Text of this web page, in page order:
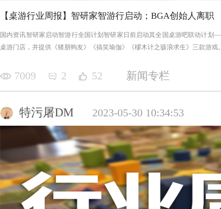
【桌游行业周报】智研家智游行启动；BGA创始人离职
国内资讯智研家启动智游行全国计划智研家日前启动其全国桌游吧联动计
桌游门店，并提供《猪朋狗友》《搞笑瑜伽》《樛木计之骇浪求生》三款游戏
7009 2 52 新闻专栏
特污屠DM 2023-05-30 10:34:53